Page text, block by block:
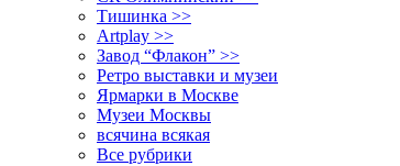
Тишинка >>
Artplay >>
Завод “Флакон” >>
Ретро выставки и музеи
Ярмарки в Москве
Музеи Москвы
всячина всякая
Все рубрики